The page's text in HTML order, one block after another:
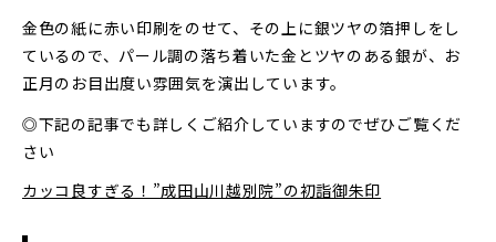
金色の紙に赤い印刷をのせて、その上に銀ツヤの箔押しをし
ているので、パール調の落ち着いた金とツヤのある銀が、お
正月のお目出度い雰囲気を演出しています。
◎下記の記事でも詳しくご紹介していますのでぜひご覧くだ
さい
カッコ良すぎる！”成田山川越別院”の初詣御朱印